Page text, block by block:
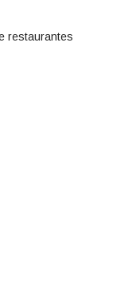
restaurantes